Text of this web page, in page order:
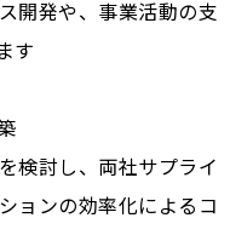
開発や、事業活動の支
す
検討し、両社サプライ
ョンの効率化によるコ